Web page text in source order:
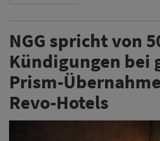
NGG spricht von
Kündigungen bei
Prism-
Revo-Hotels